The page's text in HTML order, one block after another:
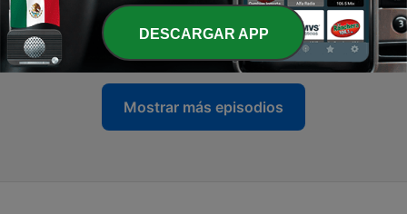
218 - Tercera Caída 219. En donde están?
03 jul. 2026
Mostrar más episodios
DESCARGAR APP